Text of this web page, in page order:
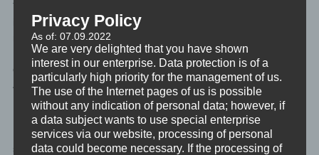
Tamassige Schüler werden alle spirituellen Lehren falsch
interpretieren. Er wird im Gegensatz zum rajassigen Schüler
nicht versuchen andere zu bekehren, allerdings in sehr ähnliche
Manier durch die falsche Lehre seine Überlegenheit
demonstrieren, und das durchaus auch gerne einfach nur als
Anlass für einen Streit oder verbalen Missbrauch nutzen.
Er wird, unabhängig von der Lehre, der er folgt, keine
Fortschritte erzielen. Wohl aber davon reden, eben um seine
spirituelle Überlegenheit zu demonstrieren. Der tamassige
Privacy Policy
As of: 07.09.2022
We are very delighted that you have shown
interest in our enterprise. Data protection is of a
particularly high priority for the management of us.
The use of the Internet pages of us is possible
without any indication of personal data; however, if
a data subject wants to use special enterprise
services via our website, processing of personal
data could become necessary. If the processing of